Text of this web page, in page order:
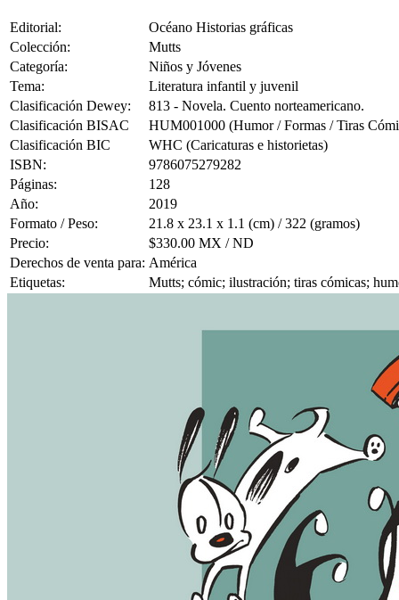
Editorial:
Océano Historias gráficas
Colección:
Mutts
Categoría:
Niños y Jóvenes
Tema:
Literatura infantil y juvenil
Clasificación Dewey:
813 - Novela. Cuento norteamericano.
Clasificación BISAC
HUM001000 (Humor / Formas / Tiras
Clasificación BIC
WHC (Caricaturas e historietas)
ISBN:
9786075279282
Páginas:
128
Año:
2019
Formato / Peso:
21.8 x 23.1 x 1.1 (cm) / 322 (gramos)
Precio:
$330.00 MX / ND
Derechos de venta para: América
Etiquetas:
Mutts; cómic; ilustración; tiras cómicas;